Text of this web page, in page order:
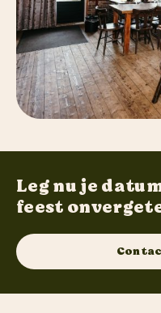
Leg nu je
feest